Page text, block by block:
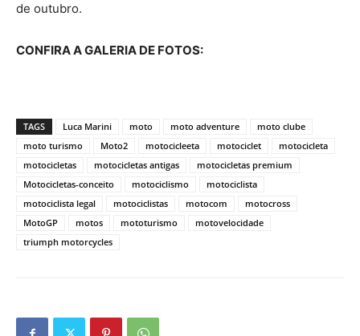
de outubro.
CONFIRA A GALERIA DE FOTOS:
TAGS Luca Marini moto moto adventure
moto clube
moto turismo
Moto2 motocicleeta motociclet
motocicleta
motocicletas
motocicletas antigas
motocicletas premium
Motocicletas-conceito
motociclismo
motociclista
motociclista legal
motociclistas motocom
motocross
MotoGP
motos mototurismo
motovelocidade
triumph motorcycles